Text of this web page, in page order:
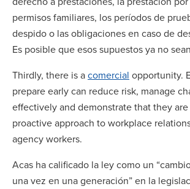
permisos familiares, los períodos de
despido o las obligaciones en caso de
Es posible que esos supuestos ya no
Thirdly, there is acomercial opportunity.
prepare early can reduce risk, manage
effectively and demonstrate that they
proactive approach to workplace
agency workers.
Acas ha calificado la ley como un
una vez en una generación” en la